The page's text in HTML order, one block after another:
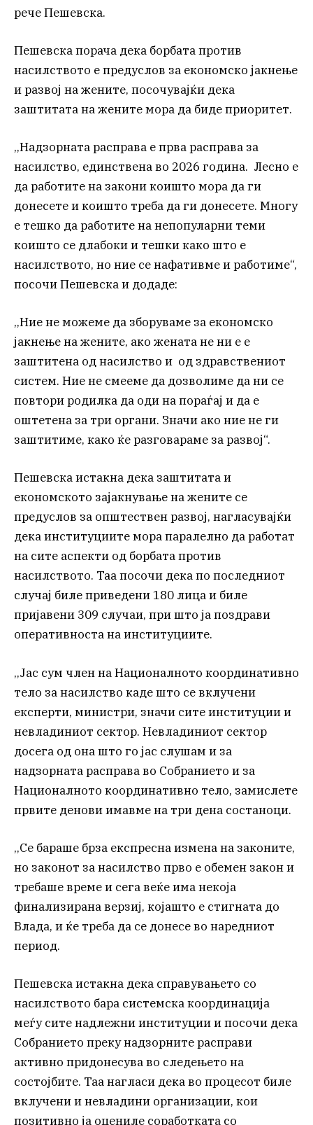
рече Пешевска.
Пешевска порача дека борбата против
насилството е предуслов за економско јакнење
и развој на жените, посочувајќи дека
заштитата на жените мора да биде приоритет.
,,Надзорната расправа е прва расправа за
насилство, единствена во 2026 година. Лесно е
да работите на закони коишто мора да ги
донесете и коишто треба да ги донесете. Многу
е тешко да работите на непопуларни теми
коишто се длабоки и тешки како што е
насилството, но ние се нафативме и работиме“,
посочи Пешевска и додаде:
,,Ние не можеме да зборуваме за економско
јакнење на жените, ако жената не ни е е
заштитена од насилство и од здравствениот
систем. Ние не смееме да дозволиме да ни се
повтори родилка да оди на пораѓај и да е
оштетена за три органи. Значи ако ние не ги
заштитиме, како ќе разговараме за развој“.
Пешевска истакна дека заштитата и
економското зајакнување на жените се
предуслов за општествен развој, нагласувајќи
дека институциите мора паралелно да работат
на сите аспекти од борбата против
насилството. Таа посочи дека по последниот
случај биле приведени 180 лица и биле
пријавени 309 случаи, при што ја поздрави
оперативноста на институциите.
,,Јас сум член на Националното координативно
тело за насилство каде што се вклучени
експерти, министри, значи сите институции и
невладиниот сектор. Невладиниот сектор
досега од она што го јас слушам и за
надзорната расправа во Собранието и за
Националното координативно тело, замислете
првите денови имавме на три дена состаноци.
,,Се бараше брза експресна измена на законите,
но законот за насилство прво е обемен закон и
требаше време и сега веќе има некоја
финализирана верзиј, којашто е стигната до
Влада, и ќе треба да се донесе во наредниот
период.
Пешевска истакна дека справувањето со
насилството бара системска координација
меѓу сите надлежни институции и посочи дека
Собранието преку надзорните расправи
активно придонесува во следењето на
состојбите. Таа нагласи дека во процесот биле
вклучени и невладини организации, кои
позитивно ја оцениле соработката со